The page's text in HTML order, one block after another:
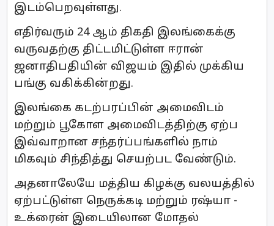
இடம்பெறவுள்ளது.
எதிர்வரும் 24 ஆம் திகதி இலங்கைக்கு
வருவதற்கு திட்டமிட்டுள்ள ஈரான்
ஜனாதிபதியின் விஜயம் இதில் முக்கிய
பங்கு வகிக்கின்றது.
இலங்கை கடற்பரப்பின் அமைவிடம்
மற்றும் பூகோள அமைவிடத்திற்கு ஏற்ப
இவ்வாறான சந்தர்ப்பங்களில் நாம்
மிகவும் சிந்தித்து செயற்பட வேண்டும்.
அதனாலேயே மத்திய கிழக்கு வலயத்தில்
ஏற்பட்டுள்ள நெருக்கடி மற்றும் ரஷ்யா -
உக்ரைன் இடையிலான மோதல்